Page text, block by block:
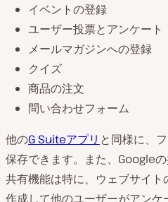
イベントの登録
ユーザー投票とアンケート
メールマガジンへの登録
クイズ
商品の注文
問い合わせフォーム
他のG Suiteアプリ と同様に、
保存できます。また、Googleの
共有機能は特に、ウェブサイ
作成して他のユーザーがアン